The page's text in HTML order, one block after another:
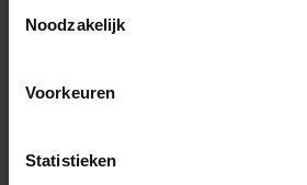
Noodzakelijk
Voorkeuren
Statistieken
Algemene informatie